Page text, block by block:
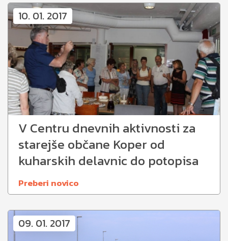
10. 01. 2017
V Centru dnevnih aktivnosti za
starejše občane Koper od
kuharskih delavnic do potopisa
Preberi novico
09. 01. 2017